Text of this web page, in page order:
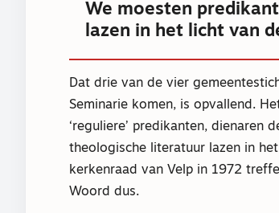
We moesten
lazen in het licht van
Dat drie van de vier
Seminarie komen, is opvallend.
‘reguliere’ predikanten, dienaren
theologische literatuur lazen in
kerkenraad van Velp in 1972
Woord dus.